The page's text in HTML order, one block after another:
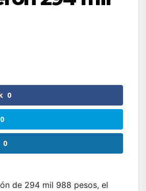
0
0
0
de 294 mil 988 pesos, el